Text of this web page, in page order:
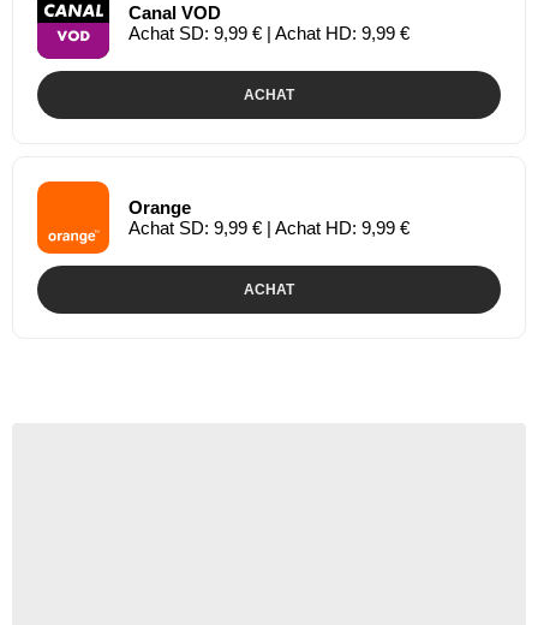
Canal VOD
Achat SD: 9,99 € | Achat HD: 9,99 €
ACHAT
Orange
Achat SD: 9,99 € | Achat HD: 9,99 €
ACHAT